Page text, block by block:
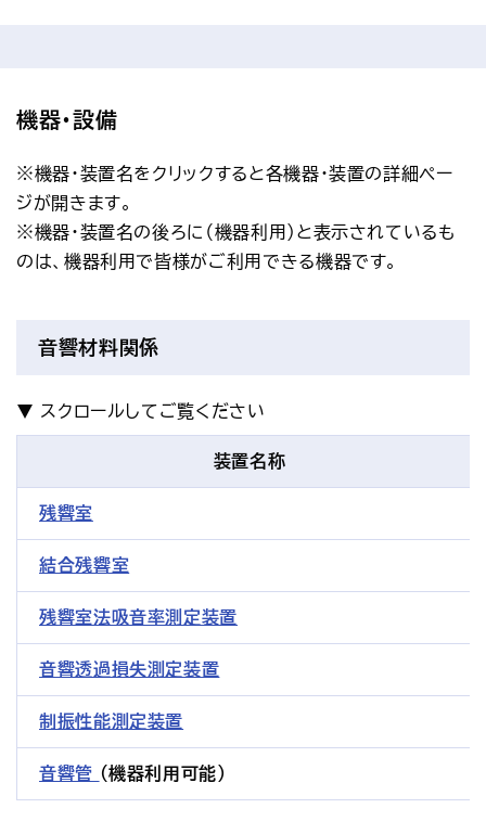
機器・設備
※機器・装置名をクリックすると各機器・装置の詳細ペー
ジが開きます。
※機器・装置名の後ろに（機器利用）と表示されているも
のは、機器利用で皆様がご利用できる機器です。
音響材料関係
装置名称
残響室
結合残響室
残響室法吸音率測定装置
音響透過損失測定装置
制振性能測定装置
音響管 （機器利用可能）